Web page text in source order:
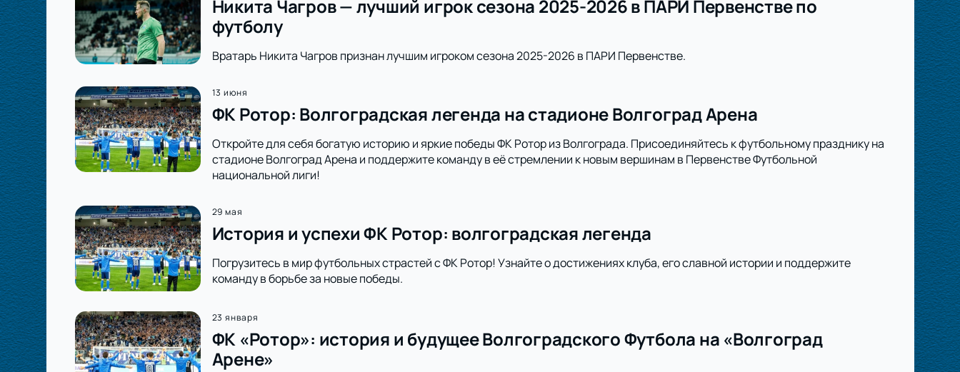
Никита Чагров — лучший игрок сезона 2025-2026 в ПАРИ Первенстве по
футболу
Вратарь Никита Чагров признан лучшим игроком сезона 2025-2026 в ПАРИ Первенстве.
13 июня
ФК Ротор: Волгоградская легенда на стадионе Волгоград Арена
Откройте для себя богатую историю и яркие победы ФК Ротор из Волгограда. Присоединяйтесь к футбольному празднику на
стадионе Волгоград Арена и поддержите команду в её стремлении к новым вершинам в Первенстве Футбольной
национальной лиги!
29 мая
История и успехи ФК Ротор: волгоградская легенда
Погрузитесь в мир футбольных страстей с ФК Ротор! Узнайте о достижениях клуба, его славной истории и поддержите
команду в борьбе за новые победы.
23 января
ФК «Ротор»: история и будущее Волгоградского Футбола на «Волгоград
Арене»